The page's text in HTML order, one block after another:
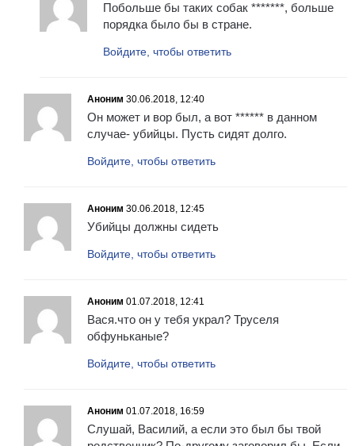
Побольше бы таких собак *******, больше
порядка было бы в стране.
Войдите, чтобы ответить
Аноним 30.06.2018, 12:40
Он может и вор был, а вот ****** в данном
случае- убийцы. Пусть сидят долго.
Войдите, чтобы ответить
Аноним 30.06.2018, 12:45
Убийцы должны сидеть
Войдите, чтобы ответить
Аноним 01.07.2018, 12:41
Вася.что он у тебя украл? Труселя
обфуньканые?
Войдите, чтобы ответить
Аноним 01.07.2018, 16:59
Слушай, Василий, а если это был бы твой